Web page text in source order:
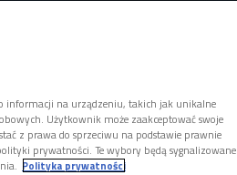
róże, błękity,
Jest tam
i zimą -
To miasto
barwne
informacji na urządzeniu, takich jak unikalne
Użytkownik może zaakceptować swoje
z prawa do sprzeciwu na podstawie prawnie
prywatności. Te wybory będą sygnalizowane
Polityka prywatności